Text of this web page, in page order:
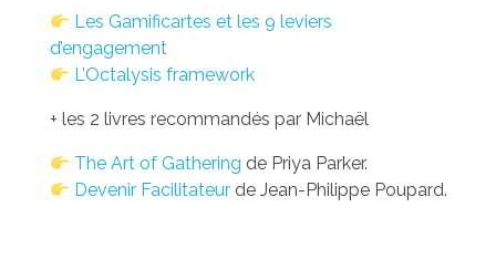
Les Gamificartes et les 9 leviers
d’engagement
L’Octalysis framework
+ les 2 livres recommandés par Michaël
The Art of Gathering de Priya Parker.
Devenir Facilitateur de Jean-Philippe Poupard.